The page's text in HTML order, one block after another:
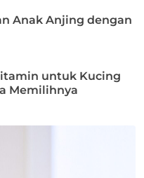
Anak Anjing dengan
untuk Kucing
Memilihnya